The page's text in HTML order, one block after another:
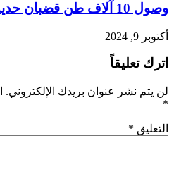
وصول 10 آلاف طن قضبان حديدية لميناء الإسكندرية
أكتوبر 9, 2024
اترك تعليقاً
لن يتم نشر عنوان بريدك الإلكتروني.
*
التعليق *